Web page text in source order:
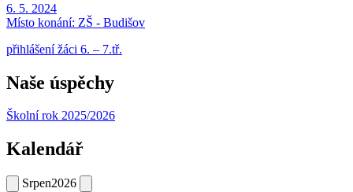
6. 5. 2024
Místo konání: ZŠ - Budišov
přihlášení žáci 6. – 7.tř.
Naše úspěchy
Školní rok 2025/2026
Kalendář
Srpen2026